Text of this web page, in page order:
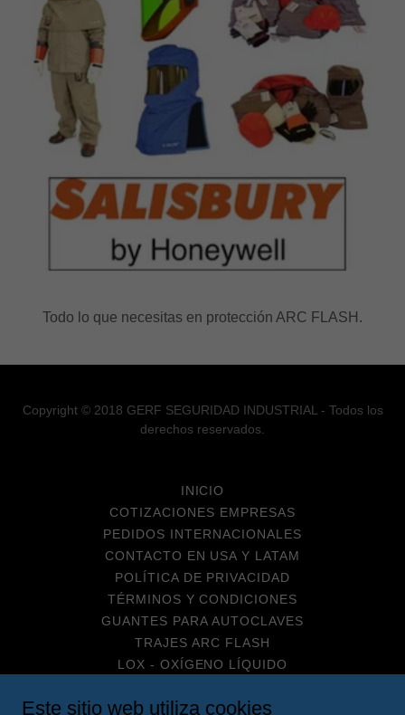
Todo lo que necesitas en protección ARC FLASH.
Copyright © 2018 GERF SEGURIDAD INDUSTRIAL - Todos los
derechos reservados.
INICIO
COTIZACIONES EMPRESAS
PEDIDOS INTERNACIONALES
CONTACTO EN USA Y LATAM
POLÍTICA DE PRIVACIDAD
TÉRMINOS Y CONDICIONES
GUANTES PARA AUTOCLAVES
TRAJES ARC FLASH
LOX - OXÍGENO LÍQUIDO
RECIBIR Y PAGAR ASESORÍAS
Este sitio web utiliza cookies